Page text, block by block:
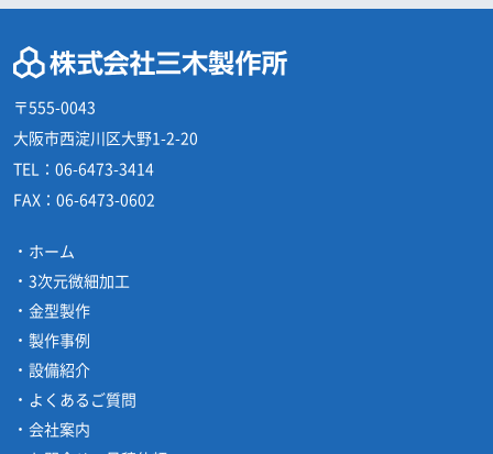
〒555-0043
大阪市西淀川区大野1-2-20
TEL： 06-6473-3414
FAX： 06-6473-0602
ホーム
3次元微細加工
金型製作
製作事例
設備紹介
よくあるご質問
会社案内